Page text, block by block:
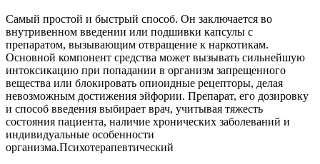
Самый простой и быстрый способ. Он заключается во
внутривенном введении или подшивки капсулы с
препаратом, вызывающим отвращение к наркотикам.
Основной компонент средства может вызывать сильнейшую
интоксикацию при попадании в организм запрещенного
вещества или блокировать опиоидные рецепторы, делая
невозможным достижения эйфории. Препарат, его дозировку
и способ введения выбирает врач, учитывая тяжесть
состояния пациента, наличие хронических заболеваний и
индивидуальные особенности
организма.Психотерапевтический